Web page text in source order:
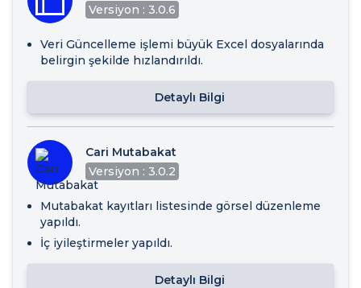
Versiyon : 3.0.6
Veri Güncelleme işlemi büyük Excel dosyalarında
belirgin şekilde hızlandırıldı.
Detaylı Bilgi
Cari Mutabakat
Versiyon : 3.0.2
Mutabakat kayıtları listesinde görsel düzenleme
yapıldı.
İç iyileştirmeler yapıldı.
Detaylı Bilgi